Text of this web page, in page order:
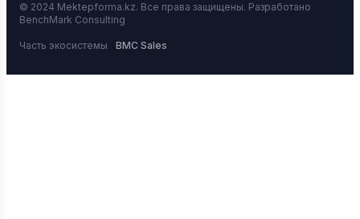
© 2024 Mektepforma.kz. Все права защищены. Разработано
BenchMark Consulting
Часть экосистемы BMC Sales